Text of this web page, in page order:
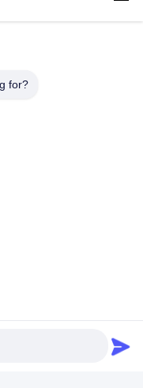
Roterende
for?